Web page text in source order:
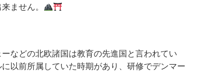
ません。
などの北欧諸国は教育の先進国と言われてい
以前所属していた時期があり、研修でデンマー